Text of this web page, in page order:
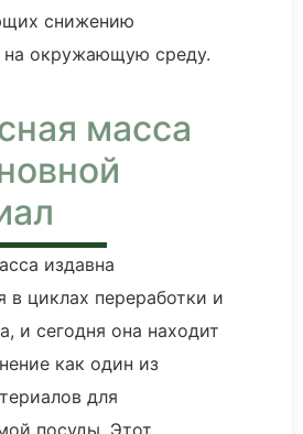
снижению
на окружающую среду.
масса
издавна
в циклах переработки и
и сегодня она находит
как один из
для
посуды. Этот